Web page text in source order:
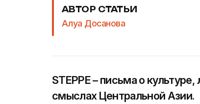
АВТОР СТАТЬИ
Алуа Досанова
STEPPE – письма о
смыслах Центральной Азии.